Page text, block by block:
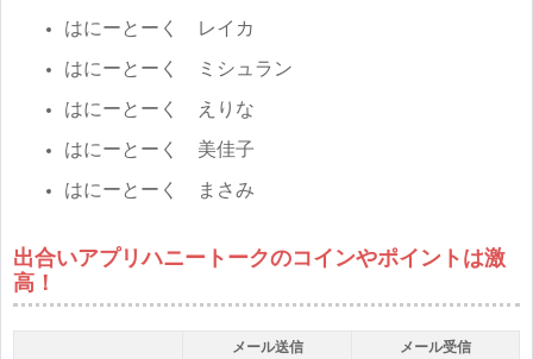
はにーとーく レイカ
はにーとーく ミシュラン
はにーとーく えりな
はにーとーく 美佳子
はにーとーく まさみ
出合いアプリハニートークのコインやポイントは激
高！
メール送信 メール受信